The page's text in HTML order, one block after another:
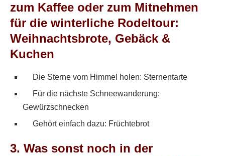
zum Kaffee oder zum Mitnehmen
für die winterliche Rodeltour:
Weihnachtsbrote, Gebäck &
Kuchen
Die Sterne vom Himmel holen: Sternentarte
Für die nächste Schneewanderung:
Gewürzschnecken
Gehört einfach dazu: Früchtebrot
3. Was sonst noch in der